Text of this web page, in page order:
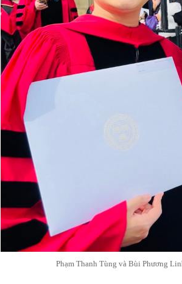
Phạm Thanh Tùng và Bùi Phương